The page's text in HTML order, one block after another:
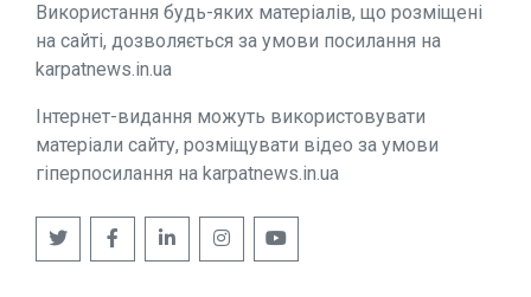
Використання будь-яких матеріалів, що розміщені
на сайті, дозволяється за умови посилання на
karpatnews.in.ua
Інтернет-видання можуть використовувати
матеріали сайту, розміщувати відео за умови
гіперпосилання на karpatnews.in.ua